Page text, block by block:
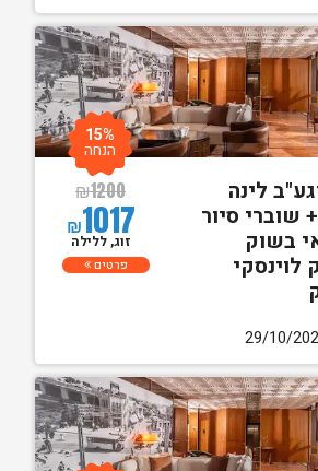
לינה
שוברי סיור
בשוק
לוינסקי
₪1200
₪1017
15%
הנחה
זוג, ללילה
פרטים